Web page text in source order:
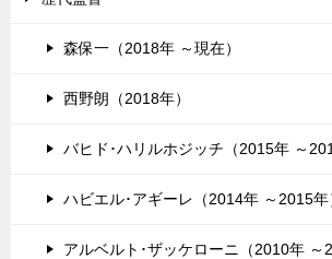
森保一（2018年 ～現在）
西野朗（2018年）
バヒド･ハリルホジッチ（2015年 ～
ハビエル･アギーレ（2014年 ～2015年
アルベルト･ザッケローニ（2010年 ～